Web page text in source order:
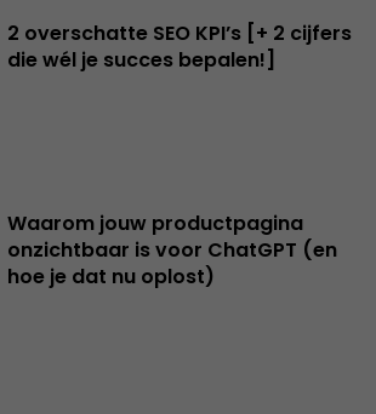
2 overschatte SEO KPI’s [+ 2 cijfers
die wél je succes bepalen!]
Waarom jouw productpagina
onzichtbaar is voor ChatGPT (en
hoe je dat nu oplost)